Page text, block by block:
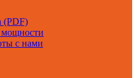
(PDF)
с нами